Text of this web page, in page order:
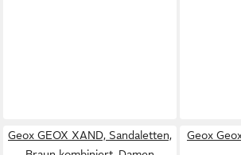
Geox GEOX XAND, Sandaletten,
Geox